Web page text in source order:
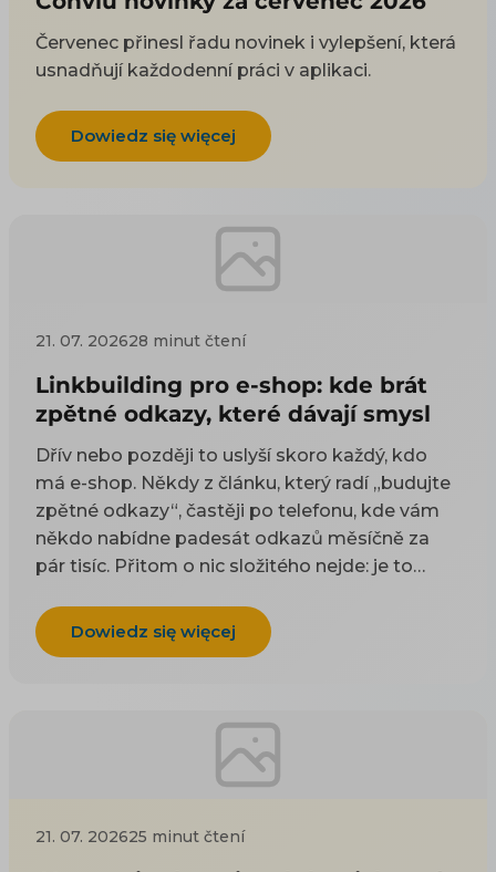
Červenec přinesl řadu novinek i vylepšení, která
usnadňují každodenní práci v aplikaci.
Dowiedz się więcej
21. 07. 202628 minut čtení
Linkbuilding pro e-shop: kde brát
zpětné odkazy, které dávají smysl
Dřív nebo později to uslyší skoro každý, kdo
má e-shop. Někdy z článku, který radí „budujte
zpětné odkazy“, častěji po telefonu, kde vám
někdo nabídne padesát odkazů měsíčně za
pár tisíc. Přitom o nic složitého nejde: je to
odkazy odjakživa bere jako doporučení — čím
víc důvěryhodných webů na vás ukazuje, tím
si to začnete zjišťovat, najdete dva druhy rad a
ani jeden vám nepomůže. Návody psané pro
blogery poradí, ať napíšete skvělý článek, na
neprodáváte články, ale kotle nebo dětské
Dowiedz się więcej
21. 07. 202625 minut čtení